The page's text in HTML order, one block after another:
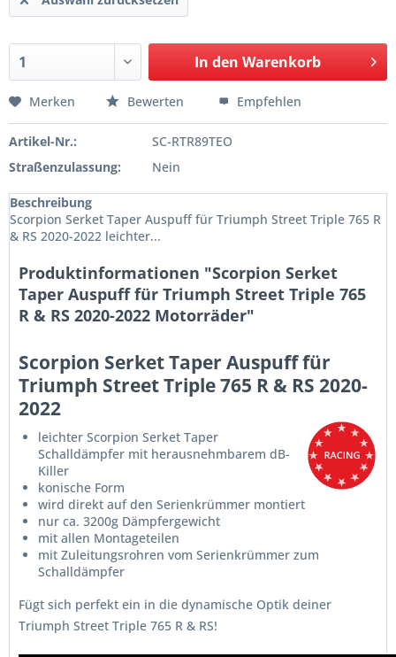
In den Warenkorb
Merken Bewerten Empfehlen
Artikel-Nr.:
SC-RTR89TEO
Straßenzulassung:
Nein
Beschreibung
Scorpion Serket Taper Auspuff für Triumph Street Triple 765 R
& RS 2020-2022 leichter...
Produktinformationen "Scorpion Serket
Taper Auspuff für Triumph Street Triple 765
R & RS 2020-2022 Motorräder"
Scorpion Serket Taper Auspuff für
Triumph Street Triple 765 R & RS 2020-
2022
leichter Scorpion Serket Taper
Schalldämpfer mit herausnehmbarem dB-
Killer
konische Form
wird direkt auf den Serienkrümmer montiert
nur ca. 3200g Dämpfergewicht
mit allen Montageteilen
mit Zuleitungsrohren vom Serienkrümmer zum
Schalldämpfer
Fügt sich perfekt ein in die dynamische Optik deiner
Triumph Street Triple 765 R & RS!